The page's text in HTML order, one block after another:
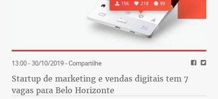
13:00 - 30/10/2019- Compartilhe
Startup de marketing e vendas digitais tem 7
vagas para Belo Horizonte